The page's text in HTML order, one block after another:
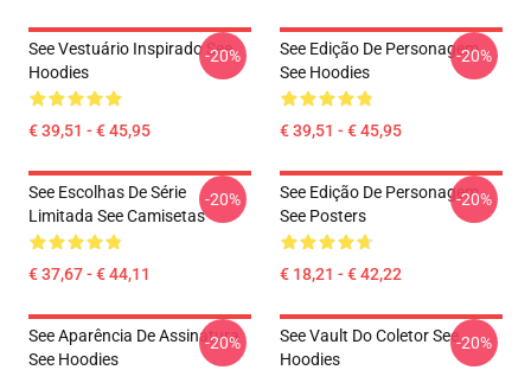
See Vestuário Inspirado See
Hoodies
€ 39,51 - € 45,95
-20%
See Edição De Personagem
See Hoodies
€ 39,51 - € 45,95
-20%
See Escolhas De Série
Limitada See Camisetas
€ 37,67 - € 44,11
-20%
See Edição De Personagem
See Posters
€ 18,21 - € 42,22
-20%
See Aparência De Assinatura
See Hoodies
-20%
See Vault Do Coletor See
Hoodies
-20%